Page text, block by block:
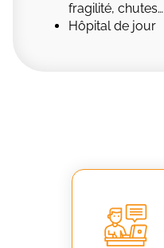
fragilité, chutes…
Hôpital de jour